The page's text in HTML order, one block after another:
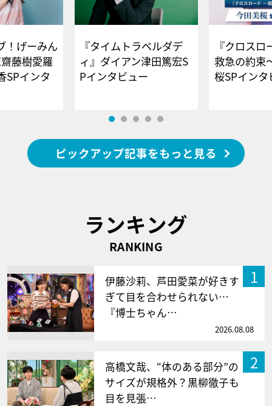
！げーみん
藤樹愛羅
SPインタ
『タイムトラベルダデ
ィ』ダイアン津田篤宏S
Pインタビュー
『クロス
救急の約束
桜SPイ
ピックアップ記事をもっと見る
ランキング
RANKING
1
伊藤沙莉、芦田愛菜が好きす
ぎて目を合わせられない…
『博士ちゃん…
2026.08.08
2
高橋文哉、“体のある部分”の
サイズが規格外？黒柳徹子も
目を見張…